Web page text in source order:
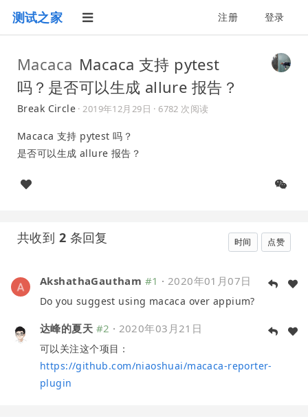
测试之家 注册 登录
Macaca Macaca 支持 pytest
吗？是否可以生成 allure 报告？
Break Circle ·2019年12月29日 · 6782 次阅读
Macaca 支持 pytest 吗？
是否可以生成 allure 报告？
共收到 2 条回复 时间 点赞
AkshathaGautham #1 · 2020年01月07日
Do you suggest using macaca over appium?
达峰的夏天 #2 · 2020年03月21日
可以关注这个项目：
https://github.com/niaoshuai/macaca-reporter-
plugin